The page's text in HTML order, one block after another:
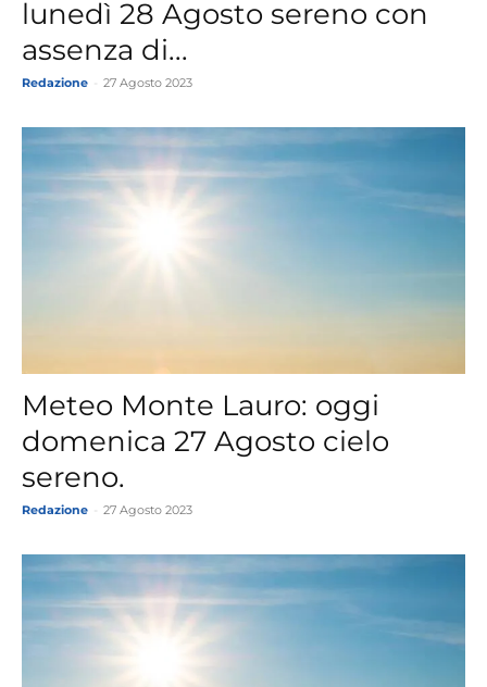
lunedì 28 Agosto sereno con
assenza di...
Redazione 27 Agosto 2023
Meteo Monte Lauro: oggi
domenica 27 Agosto cielo
sereno.
Redazione 27 Agosto 2023